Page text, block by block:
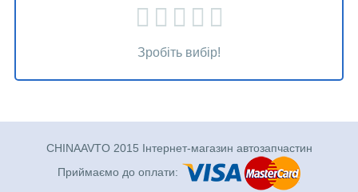
Зробіть вибір!
CHINAAVTO 2015 Інтернет-магазин автозапчастин
Приймаємо до оплати: